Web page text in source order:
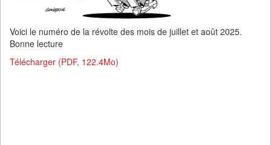
Voici le numéro de la révolte des mois de juillet et août 2025.
Bonne lecture
Télécharger (PDF, 122.4Mo)